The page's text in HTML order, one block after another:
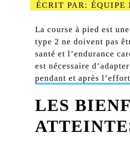
ÉCRIT PAR: ÉQUIPE
La course à pied est
type 2 ne doivent pas
santé et l’endurance
est nécessaire
pendant et après
LES